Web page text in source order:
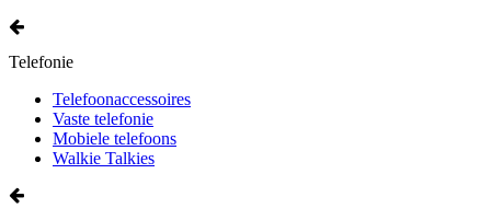
Telefonie
Telefoonaccessoires
Vaste telefonie
Mobiele telefoons
Walkie Talkies